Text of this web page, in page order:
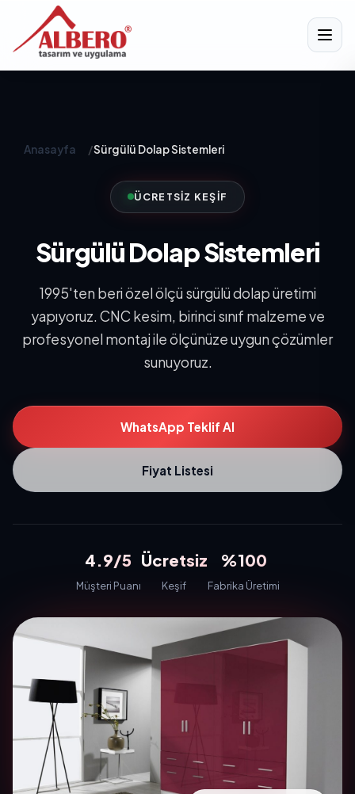
Anasayfa /Sürgülü Dolap Sistemleri
ÜCRETSIZ KEŞIF
Sürgülü Dolap Sistemleri
1995'ten beri özel ölçü sürgülü dolap üretimi
yapıyoruz. CNC kesim, birinci sınıf malzeme ve
profesyonel montaj ile ölçünüze uygun çözümler
sunuyoruz.
WhatsApp Teklif Al
Fiyat Listesi
4.9/5
Müşteri Puanı
Ücretsiz
Keşif
%100
Fabrika Üretimi